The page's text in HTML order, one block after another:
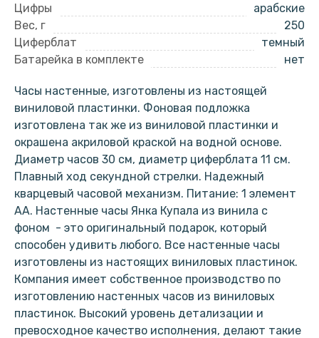
Цифры
арабские
Вес, г
250
Циферблат
темный
Батарейка в комплекте
нет
Часы настенные, изготовлены из настоящей
виниловой пластинки. Фоновая подложка
изготовлена так же из виниловой пластинки и
окрашена акриловой краской на водной основе.
Диаметр часов 30 см, диаметр циферблата 11 см.
Плавный ход секундной стрелки. Надежный
кварцевый часовой механизм. Питание: 1 элемент
АА. Настенные часы Янка Купала из винила с
фоном - это оригинальный подарок, который
способен удивить любого. Все настенные часы
изготовлены из настоящих виниловых пластинок.
Компания имеет собственное производство по
изготовлению настенных часов из виниловых
пластинок. Высокий уровень детализации и
превосходное качество исполнения, делают такие